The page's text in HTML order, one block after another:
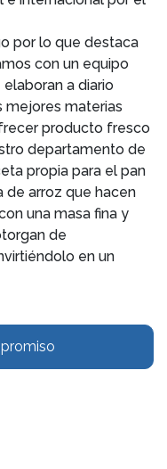
por lo que destaca
con un equipo
a diario
mejores materias
producto fresco
departamento de
propia para el pan
de arroz que hacen
una masa fina y
de
en un